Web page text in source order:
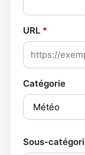
URL *
Catégorie
Sous-